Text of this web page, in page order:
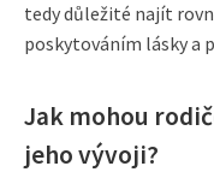
tedy důležité najít
poskytováním lásky a
Jak mohou
jeho vývoji?